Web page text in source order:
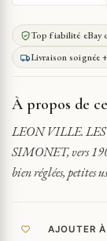
DE
USA
NAUFRAGES
DE
L'ALASKA
Top fiabilité eBay
Livraison soignée
À propos de
LEON VILLE.
SIMONET, vers
bien réglées, petites
AJOUTER